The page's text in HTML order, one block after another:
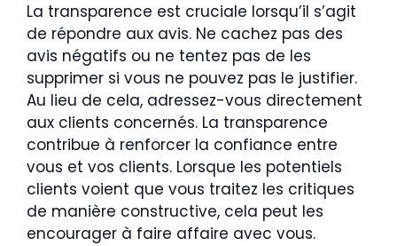
La transparence est cruciale lorsqu’il s’agit
de répondre aux avis. Ne cachez pas des
avis négatifs ou ne tentez pas de les
supprimer si vous ne pouvez pas le justifier.
Au lieu de cela, adressez-vous directement
aux clients concernés. La transparence
contribue à renforcer la confiance entre
vous et vos clients. Lorsque les potentiels
clients voient que vous traitez les critiques
de manière constructive, cela peut les
encourager à faire affaire avec vous.